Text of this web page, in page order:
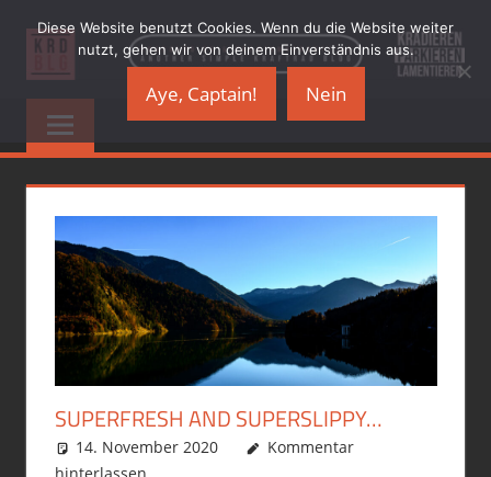
Inhalt
springen
KRADBLOG.DE
&
…
another
Kraftrad
SUPERFRESH AND SUPERSLIPPY…
14. November 2020 phil
Allgemein,
Kommentar
Diese Website benutzt Cookies. Wenn du die Website weiter
nutzt, gehen wir von deinem Einverständnis aus.
Aye, Captain! Nein